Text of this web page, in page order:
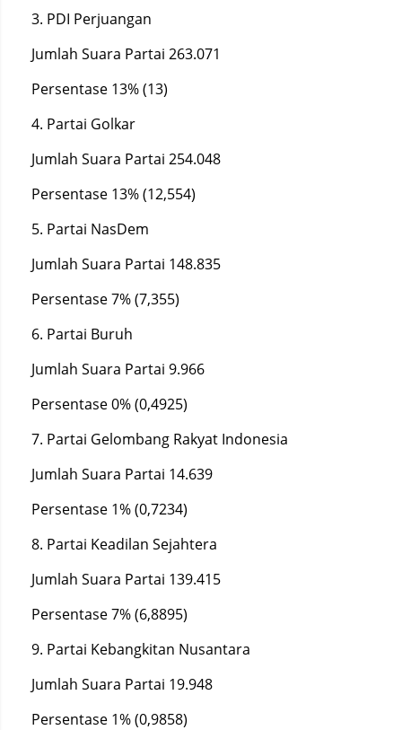
3. PDI Perjuangan
Jumlah Suara Partai 263.071
Persentase 13% (13)
4. Partai Golkar
Jumlah Suara Partai 254.048
Persentase 13% (12,554)
5. Partai NasDem
Jumlah Suara Partai 148.835
Persentase 7% (7,355)
6. Partai Buruh
Jumlah Suara Partai 9.966
Persentase 0% (0,4925)
7. Partai Gelombang Rakyat Indonesia
Jumlah Suara Partai 14.639
Persentase 1% (0,7234)
8. Partai Keadilan Sejahtera
Jumlah Suara Partai 139.415
Persentase 7% (6,8895)
9. Partai Kebangkitan Nusantara
Jumlah Suara Partai 19.948
Persentase 1% (0,9858)